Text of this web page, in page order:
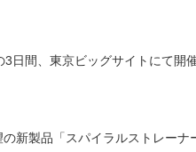
日間、東京ビッグサイトにて
新製品「スパイラルストレーナ